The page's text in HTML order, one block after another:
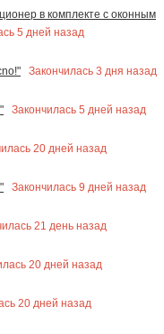
в комплекте с оконным
5 дней назад
Закончилась 3 дня назад
Закончилась 5 дней назад
20 дней назад
Закончилась 9 дней назад
21 день назад
20 дней назад
20 дней назад